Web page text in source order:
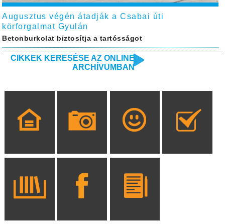
Augusztus végén átadják a Csabai úti
körforgalmat Gyulán
Betonburkolat biztosítja a tartósságot
CIKKEK KERESÉSE AZ ONLINE
ARCHÍVUMBAN